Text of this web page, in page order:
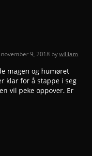
november 9, 2018 bywilliam
magen og humøret
klar for å stappe i seg
vil peke oppover. Er